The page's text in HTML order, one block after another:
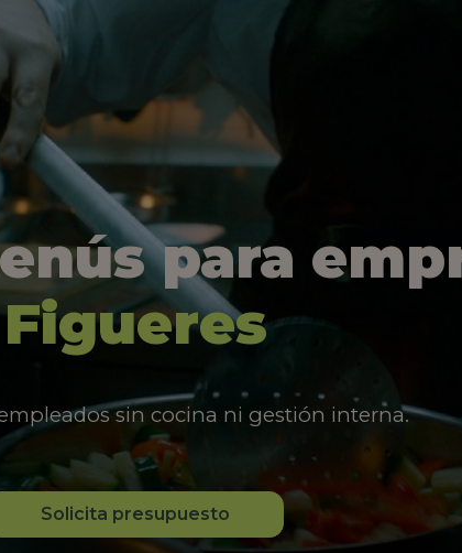
para
Figueres
sin cocina ni gestión interna.
Solicita presupuesto